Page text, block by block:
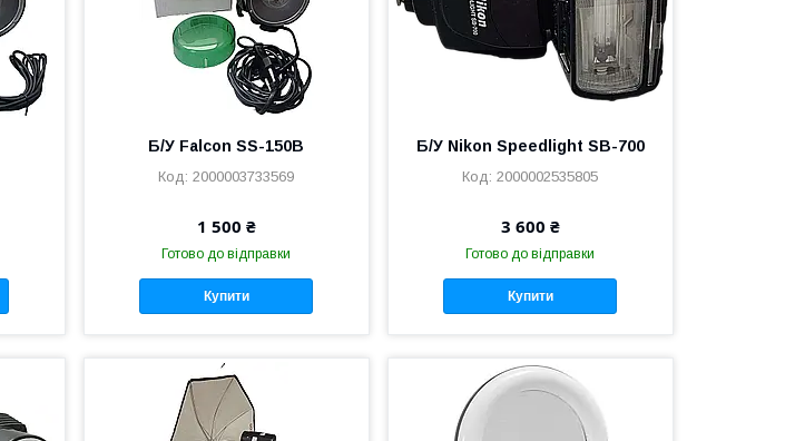
Б/У Falcon SS-150B
2000003733569
1 500 ₴
Готово до відправки
Купити
Б/У Nikon Speedlight SB-700
2000002535805
3 600 ₴
Готово до відправки
Купити